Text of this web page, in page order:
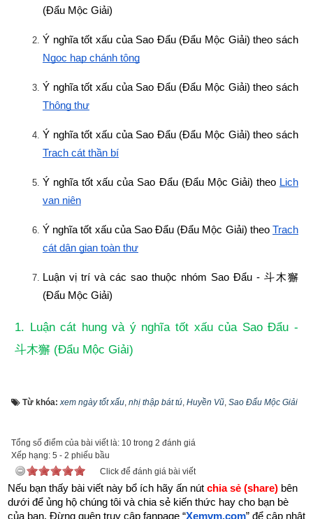
(Đẩu Mộc Giải)
Ý nghĩa tốt xấu của Sao Đẩu (Đẩu Mộc Giải) theo sách
Ngọc hạp chánh tông
Ý nghĩa tốt xấu của Sao Đẩu (Đẩu Mộc Giải) theo sách
Thông thư
Ý nghĩa tốt xấu của Sao Đẩu (Đẩu Mộc Giải) theo sách
Trạch cát thần bí
Ý nghĩa tốt xấu của Sao Đẩu (Đẩu Mộc Giải) theo Lịch
vạn niên
Ý nghĩa tốt xấu của Sao Đẩu (Đẩu Mộc Giải) theo Trạch
cát dân gian toàn thư
Luận vị trí và các sao thuộc nhóm Sao Đẩu - 斗木獬
(Đẩu Mộc Giải)
斗木獬 (Đẩu Mộc Giải)
Từ khóa:xem ngày tốt xấu, nhị thập bát tú, Huyền Vũ, Sao Đẩu Mộc Giải
Tổng số điểm của bài viết là: 10 trong 2 đánh giá
Xếp hạng: 5 - 2 phiếu bầu
Click để đánh giá bài viết
Nếu bạn thấy bài viết này bổ ích hãy ấn nút chia sẻ (share) bên
dưới để ủng hộ chúng tôi và chia sẻ kiến thức hay cho bạn bè
của bạn. Đừng quên truy cập fanpage “Xemvm.com” để cập nhật